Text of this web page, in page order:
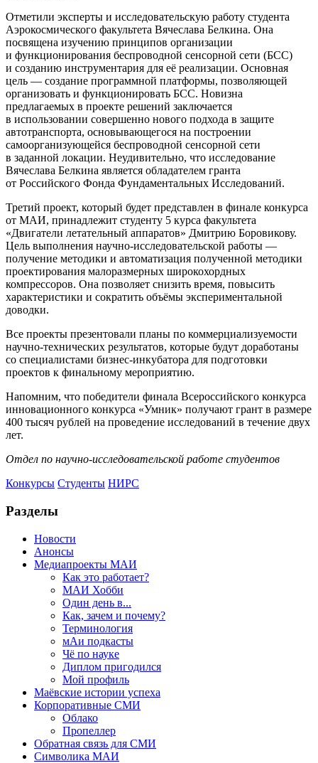
Отметили эксперты и исследовательскую работу студента
Аэрокосмического факультета Вячеслава Белкина. Она
посвящена изучению принципов организации
и функционирования беспроводной сенсорной сети (БСС)
и созданию инструментария для её реализации. Основная
цель — создание программной платформы, позволяющей
организовать и функционировать БСС. Новизна
предлагаемых в проекте решений заключается
в использовании совершенно нового подхода в защите
автотранспорта, основывающегося на построении
самоорганизующейся беспроводной сенсорной сети
в заданной локации. Неудивительно, что исследование
Вячеслава Белкина является обладателем гранта
от Российского Фонда Фундаментальных Исследований.
Третий проект, который будет представлен в финале конкурса
от МАИ, принадлежит студенту 5 курса факультета
«Двигатели летательный аппаратов» Дмитрию Боровикову.
Цель выполнения научно-исследовательской работы —
получение методики и автоматизация полученной методики
проектирования малоразмерных широкохордных
компрессоров. Она позволяет снизить время, повысить
характеристики и сократить объёмы экспериментальной
доводки.
Все проекты презентовали планы по коммерциализуемости
научно-технических результатов, которые будут доработаны
со специалистами бизнес-инкубатора для подготовки
проектов к финальному мероприятию.
Напомним, что победители финала Всероссийского конкурса
инновационного конкурса «Умник» получают грант в размере
400 тысяч рублей на проведение исследований в течение двух
лет.
Отдел по научно-исследовательской работе студентов
Конкурсы Студенты НИРС
Разделы
Новости
Анонсы
Медиапроекты МАИ
Как это работает?
МАИ Хобби
Один день в...
Как, зачем и почему?
Терминология
мАи подкасты
Чё по науке
Диплом пригодился
Мой профиль
Маёвские истории успеха
Корпоративные СМИ
Облако
Пропеллер
Обратная связь для СМИ
Символика МАИ